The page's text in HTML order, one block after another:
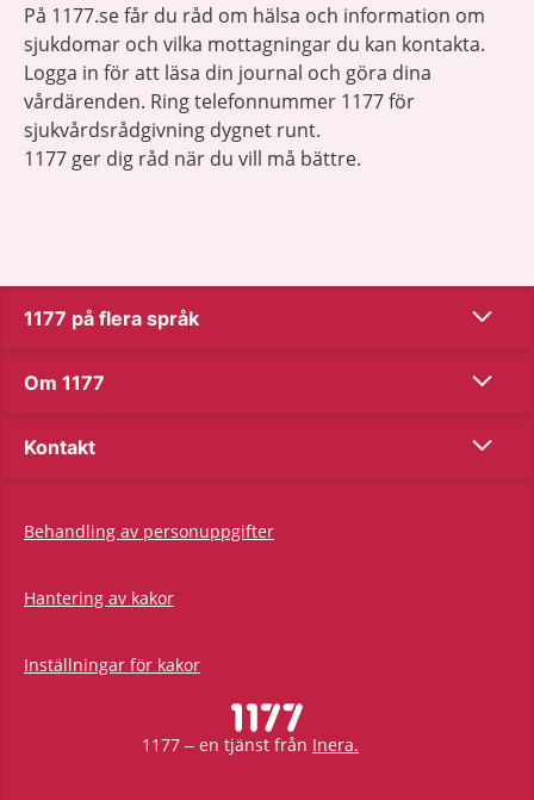
På 1177.se får du råd om hälsa och information om
sjukdomar och vilka mottagningar du kan kontakta.
Logga in för att läsa din journal och göra dina
vårdärenden. Ring telefonnummer 1177 för
sjukvårdsrådgivning dygnet runt.
1177 ger dig råd när du vill må bättre.
1177 på flera språk Show
Om 1177 Show
Kontakt Show
Behandling av personuppgifter
Hantering av kakor
Inställningar för kakor
1177 – en tjänst från Inera.